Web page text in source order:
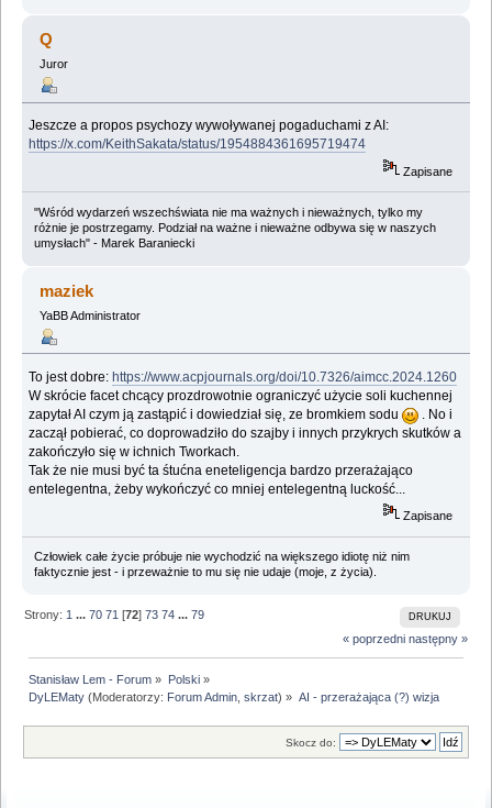
Q
Juror
Jeszcze a propos psychozy wywoływanej pogaduchami z AI:
https://x.com/KeithSakata/status/1954884361695719474
Zapisane
"Wśród wydarzeń wszechświata nie ma ważnych i nieważnych, tylko my
różnie je postrzegamy. Podział na ważne i nieważne odbywa się w naszych
umysłach" - Marek Baraniecki
maziek
YaBB Administrator
To jest dobre:https://www.acpjournals.org/doi/10.7326/aimcc.2024.1260
W skrócie facet chcący prozdrowotnie ograniczyć użycie soli kuchennej
zapytał AI czym ją zastąpić i dowiedział się, ze bromkiem sodu
. No i
zaczął pobierać, co doprowadziło do szajby i innych przykrych skutków a
zakończyło się w ichnich Tworkach.
Tak że nie musi być ta śtućna eneteligencja bardzo przerażająco
entelegentna, żeby wykończyć co mniej entelegentną luckość...
Zapisane
Człowiek całe życie próbuje nie wychodzić na większego idiotę niż nim
faktycznie jest - i przeważnie to mu się nie udaje (moje, z życia).
DRUKUJ
Strony: 1 ...70 71 [72]73 74 ...79
« poprzedni następny »
Stanisław Lem - Forum » Polski»
DyLEMaty (Moderatorzy: Forum Admin ,skrzat) » AI - przerażająca (?) wizja
Skocz do: